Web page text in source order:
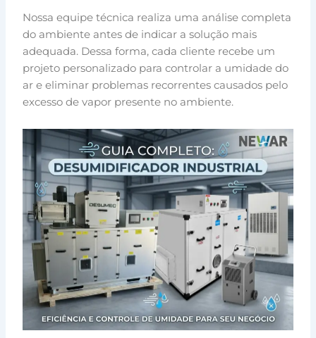
Nossa equipe técnica realiza uma análise completa
do ambiente antes de indicar a solução mais
adequada. Dessa forma, cada cliente recebe um
projeto personalizado para controlar a umidade do
ar e eliminar problemas recorrentes causados pelo
excesso de vapor presente no ambiente.